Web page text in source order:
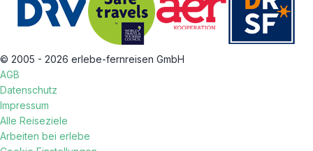
© 2005 - 2026 erlebe-fernreisen GmbH
AGB
Datenschutz
Impressum
Alle Reiseziele
Arbeiten bei erlebe